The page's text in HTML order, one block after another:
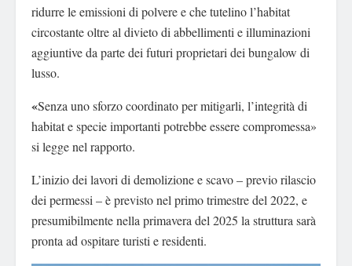
ridurre le emissioni di polvere e che tutelino l’habitat
circostante oltre al divieto di abbellimenti e illuminazioni
aggiuntive da parte dei futuri proprietari dei bungalow di
lusso.
«Senza uno sforzo coordinato per mitigarli, l’integrità di
habitat e specie importanti potrebbe essere compromessa»
si legge nel rapporto.
L’inizio dei lavori di demolizione e scavo – previo rilascio
dei permessi – è previsto nel primo trimestre del 2022, e
presumibilmente nella primavera del 2025 la struttura sarà
pronta ad ospitare turisti e residenti.